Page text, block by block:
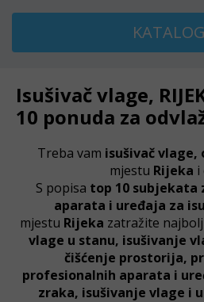
KATALOG
Isušivač vlage,
10 ponuda za
Treba vam isušivač vlage,
mjestu Rijeka i
S popisa top 10 subjekata
aparata i uređaja za
mjestu Rijeka zatražite
vlage u stanu, isušivanje
čišćenje prostorija,
profesionalnih aparata i
zraka, isušivanje vlage i